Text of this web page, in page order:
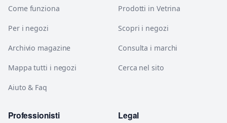
Come funziona
Per i negozi
Archivio magazine
Mappa tutti i negozi
Aiuto & Faq
Prodotti in Vetrina
Scopri i negozi
Consulta i marchi
Cerca nel sito
Professionisti Legal